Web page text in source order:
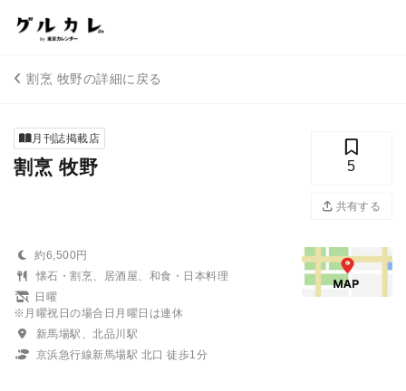
割烹 牧野の詳細に戻る
月刊誌掲載店
割烹 牧野 5
共有する
約6,500円
懐石・割烹、居酒屋、和食・日本料理
日曜
※月曜祝日の場合日月曜日は連休
新馬場駅、北品川駅
京浜急行線新馬場駅 北口 徒歩1分